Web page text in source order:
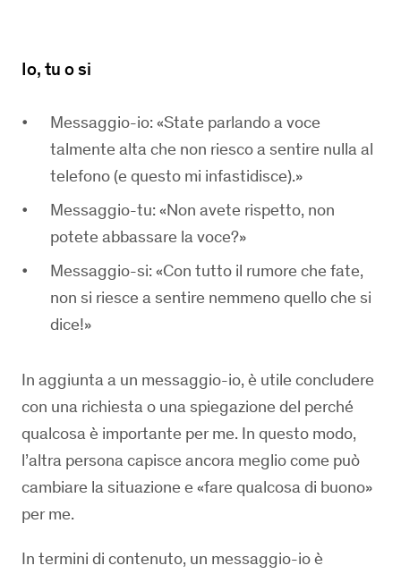
Io, tu o si
Messaggio-io: «State parlando a voce
talmente alta che non riesco a sentire nulla al
telefono (e questo mi infastidisce).»
Messaggio-tu: «Non avete rispetto, non
potete abbassare la voce?»
Messaggio-si: «Con tutto il rumore che fate,
non si riesce a sentire nemmeno quello che si
dice!»
In aggiunta a un messaggio-io, è utile concludere
con una richiesta o una spiegazione del perché
qualcosa è importante per me. In questo modo,
l’altra persona capisce ancora meglio come può
cambiare la situazione e «fare qualcosa di buono»
per me.
In termini di contenuto, un messaggio-io è